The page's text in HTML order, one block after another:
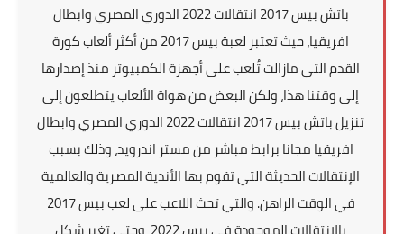
باتش بيس 2017 انتقالات 2022 الدوري المصري وابطال
افريقيا، حيث تعتبر لعبة بيس 2017 من أكثر ألعاب كورة
القدم التي مازالت تُلعب على أجهزة الكمبيوتر منذ إصدارها
إلى وقتنا هذا، ولكن البعض من هواة الألعاب يتطلعون إلى
تنزيل باتش بيس 2017 انتقالات 2022 الدوري المصري وابطال
افريقيا مجانا برابط مباشر من مستر اندرويد، وذلك بسبب
الإنتقالات الحديثة التي تقوم بها الأندية المصرية والعالمية
في الوقت الراهن. والتي تحث اللاعب على لعب بيس 2017